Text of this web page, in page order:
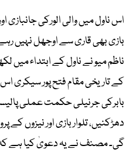
اس ناول میں والی الورکی جانبازی
بازی بھی قاری سے اوجھل نہیں
ناظم میو نے ناول کے ابتداء میں
کے تاریخی مقام فتح پور سیکری
بابرکی جرنیلی حکمت عملی
دھڑکنیں، تلوار بازی اور نیزوں
گی۔ مصنف نے یہ دعویٰ کیا ہے